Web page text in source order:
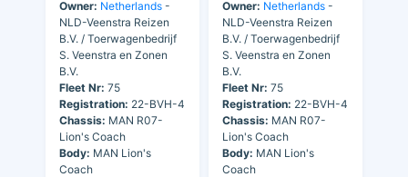
Owner: Netherlands -
NLD-Veenstra Reizen
B.V. / Toerwagenbedrijf
S. Veenstra en Zonen
B.V.
Fleet Nr: 75
Registration: 22-BVH-4
Chassis: MAN R07-
Lion's Coach
Body: MAN Lion's
Coach
Owner: Netherlands -
NLD-Veenstra Reizen
B.V. / Toerwagenbedrijf
S. Veenstra en Zonen
B.V.
Fleet Nr: 75
Registration: 22-BVH-4
Chassis: MAN R07-
Lion's Coach
Body: MAN Lion's
Coach